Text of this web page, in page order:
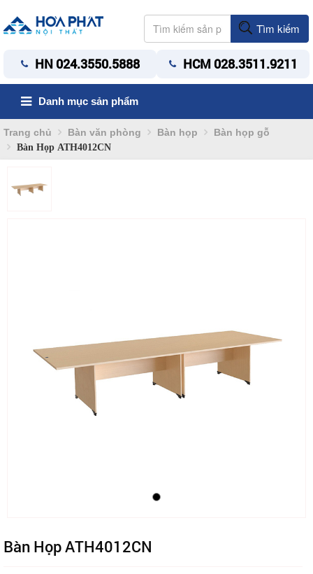
Tìm kiếm
HN 024.3550.5888 HCM 028.3511.9211
Danh mục sản phẩm
Trang chủ Bàn văn phòng Bàn họp Bàn họp gỗ
Bàn Họp ATH4012CN
Bàn Họp ATH4012CN